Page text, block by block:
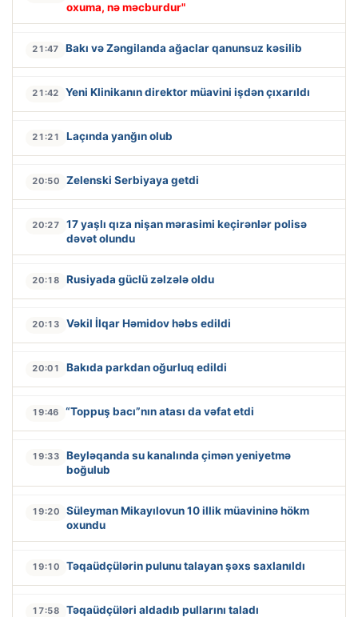
oxuma, nə məcburdur"
21:47 Bakı və Zəngilanda ağaclar qanunsuz kəsilib
21:42 Yeni Klinikanın direktor müavini işdən çıxarıldı
21:21 Laçında yanğın olub
20:50 Zelenski Serbiyaya getdi
20:27
17 yaşlı qıza nişan mərasimi keçirənlər polisə
dəvət olundu
20:18 Rusiyada güclü zəlzələ oldu
20:13 Vəkil İlqar Həmidov həbs edildi
20:01 Bakıda parkdan oğurluq edildi
19:46 “Toppuş bacı”nın atası da vəfat etdi
19:33
Beyləqanda su kanalında çimən yeniyetmə
boğulub
19:20
Süleyman Mikayılovun 10 illik müavininə hökm
oxundu
19:10 Təqaüdçülərin pulunu talayan şəxs saxlanıldı
17:58 Təqaüdçüləri aldadıb pullarını taladı